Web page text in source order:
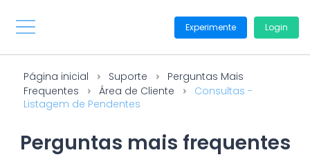
Experimente Login
Página inicial Suporte
Perguntas Mais
Frequentes
Área de Cliente
Consultas -
Listagem de Pendentes
Perguntas mais frequentes